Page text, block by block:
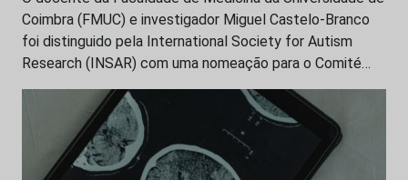
Coimbra (FMUC) e investigador Miguel Castelo-Branco
foi distinguido pela International Society for Autism
Research (INSAR) com uma nomeação para o Comité…